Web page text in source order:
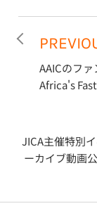
AAICのフ
Africa's
JICA主催特別
ーカイブ動画